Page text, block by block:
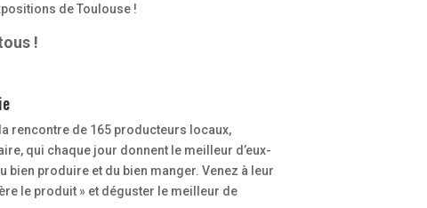
de Toulouse !
!
rencontre de 165 producteurs locaux,
qui chaque jour donnent le meilleur d’eux-
produire et du bien manger. Venez à leur
le produit » et déguster le meilleur de